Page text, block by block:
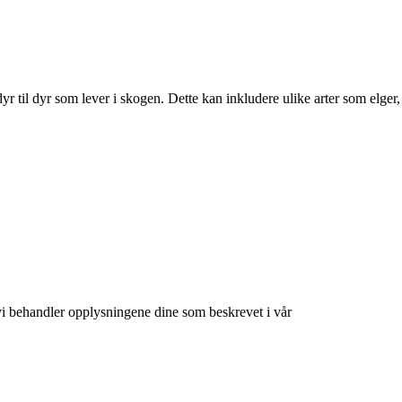
til dyr som lever i skogen. Dette kan inkludere ulike arter som elger,
opplysningene dine som beskrevet i vår